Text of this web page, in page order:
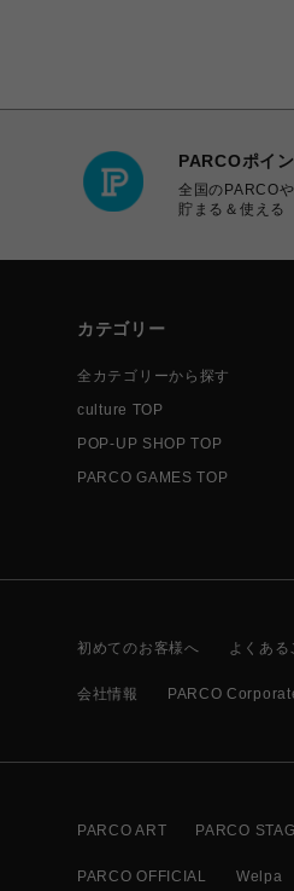
PARCOポイ
全国のPARCO
貯まる＆使える
カテゴリー
全カテゴリーから探す
culture TOP
POP-UP SHOP TOP
PARCO GAMES TOP
初めてのお客様へ よくあ
会社情報 PARCO
PARCO ART PARCO
PARCO OFFICIAL Welpa